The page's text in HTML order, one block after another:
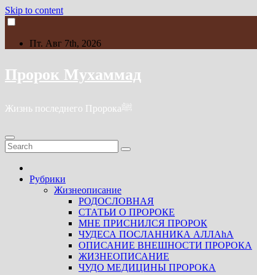
Skip to content
Пт. Авг 7th, 2026
Пророк Мухаммад
Жизнь последнего Пророкаﷺ
Рубрики
Жизнеописание
РОДОСЛОВНАЯ
СТАТЬИ О ПРОРОКЕ
МНЕ ПРИСНИЛСЯ ПРОРОК
ЧУДЕСА ПОСЛАННИКА АЛЛАhА
ОПИСАНИЕ ВНЕШНОСТИ ПРОРОКА
ЖИЗНЕОПИСАНИЕ
ЧУДО МЕДИЦИНЫ ПРОРОКА